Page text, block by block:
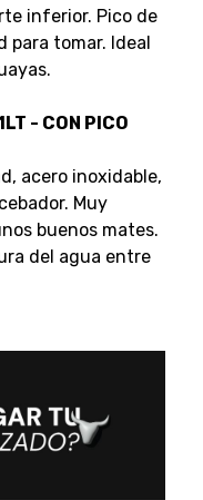
inferior. Pico de
para tomar. Ideal
- CON PICO
acero inoxidable,
Muy
buenos mates.
del agua entre